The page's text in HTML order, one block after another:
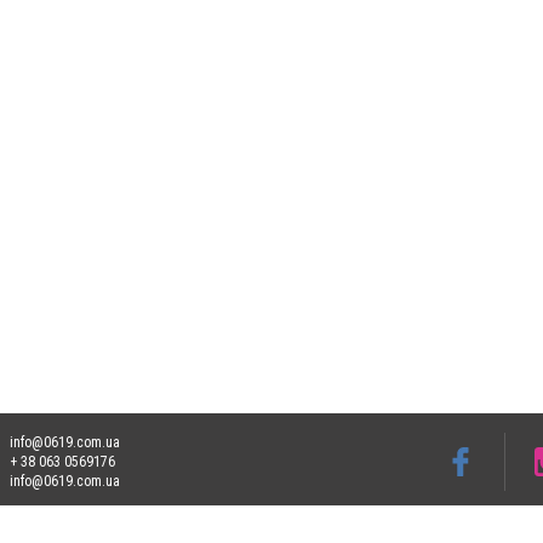
info@0619.com.ua
+ 38 063 0569176
info@0619.com.ua